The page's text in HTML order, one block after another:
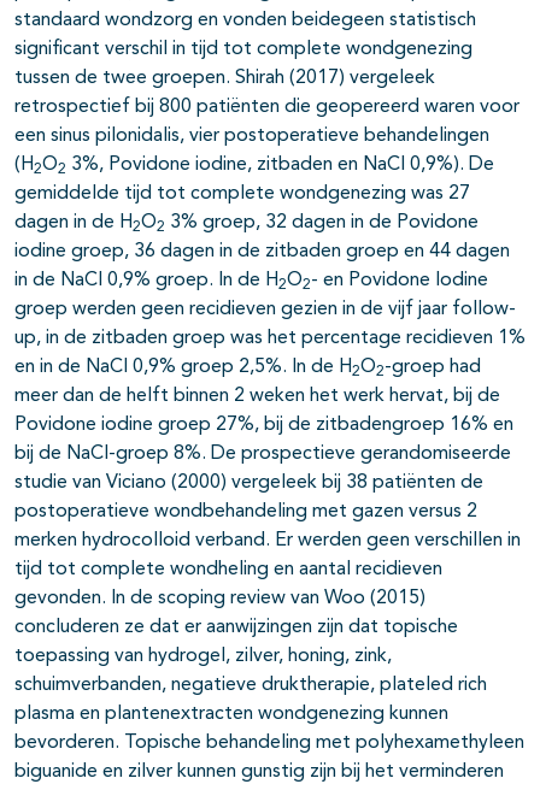
standaard wondzorg en vonden beidegeen statistisch
significant verschil in tijd tot complete wondgenezing
tussen de twee groepen. Shirah (2017) vergeleek
retrospectief bij 800 patiënten die geopereerd waren voor
een sinus pilonidalis, vier postoperatieve behandelingen
(H2O2 3%, Povidone iodine, zitbaden en NaCl 0,9%). De
gemiddelde tijd tot complete wondgenezing was 27
dagen in de H2O2 3% groep, 32 dagen in de Povidone
iodine groep, 36 dagen in de zitbaden groep en 44 dagen
in de NaCl 0,9% groep. In de H2O2- en Povidone Iodine
groep werden geen recidieven gezien in de vijf jaar follow-
up, in de zitbaden groep was het percentage recidieven 1%
en in de NaCl 0,9% groep 2,5%. In de H2O2-groep had
meer dan de helft binnen 2 weken het werk hervat, bij de
Povidone iodine groep 27%, bij de zitbadengroep 16% en
bij de NaCl-groep 8%. De prospectieve gerandomiseerde
studie van Viciano (2000) vergeleek bij 38 patiënten de
postoperatieve wondbehandeling met gazen versus 2
merken hydrocolloid verband. Er werden geen verschillen in
tijd tot complete wondheling en aantal recidieven
gevonden. In de scoping review van Woo (2015)
concluderen ze dat er aanwijzingen zijn dat topische
toepassing van hydrogel, zilver, honing, zink,
schuimverbanden, negatieve druktherapie, plateled rich
plasma en plantenextracten wondgenezing kunnen
bevorderen. Topische behandeling met polyhexamethyleen
biguanide en zilver kunnen gunstig zijn bij het verminderen